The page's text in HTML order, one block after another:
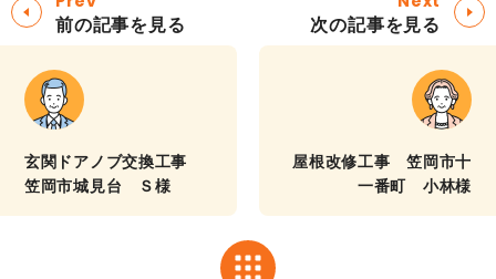
前の記事を見る
玄関ドアノブ交換工事
笠岡市城見台 Ｓ様
次の記事を見る
屋根改修工事 笠岡市十
一番町 小林様